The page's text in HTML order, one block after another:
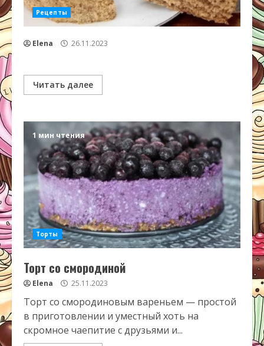
Рецепты
Elena 26.11.2023
Читать далее
1 мин чтения
Торты
Торт со смородиной
Elena 25.11.2023
Торт со смородиновым вареньем — простой
в приготовлении и уместный хоть на
скромное чаепитие с друзьями и...